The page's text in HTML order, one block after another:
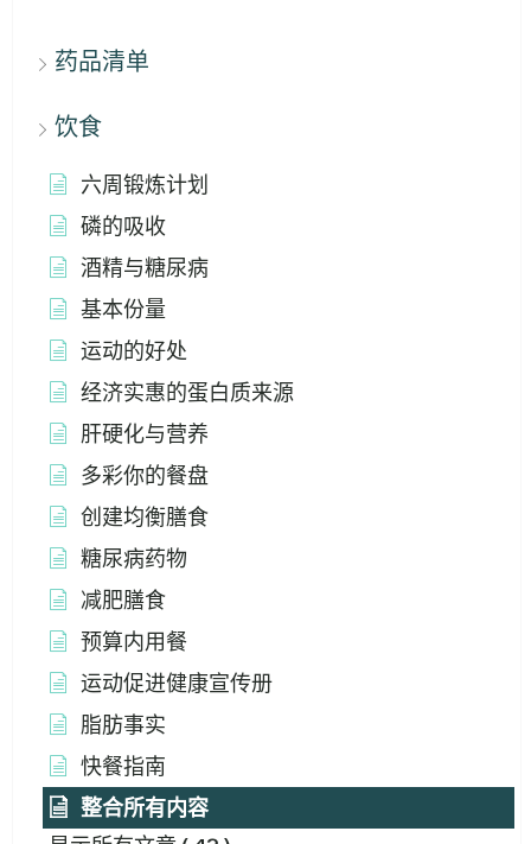
药品清单
饮食
六周锻炼计划
磷的吸收
酒精与糖尿病
基本份量
运动的好处
经济实惠的蛋白质来源
肝硬化与营养
多彩你的餐盘
创建均衡膳食
糖尿病药物
减肥膳食
预算内用餐
运动促进健康宣传册
脂肪事实
快餐指南
整合所有内容